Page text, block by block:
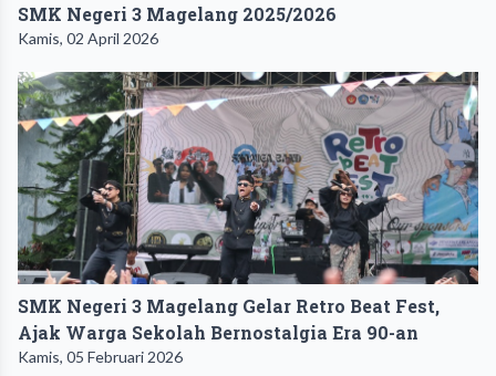
SMK Negeri 3 Magelang 2025/2026
Kamis, 02 April 2026
SMK Negeri 3 Magelang Gelar Retro Beat Fest,
Ajak Warga Sekolah Bernostalgia Era 90-an
Kamis, 05 Februari 2026